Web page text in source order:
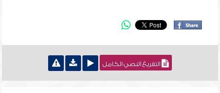
التفريغ النصي الكامل